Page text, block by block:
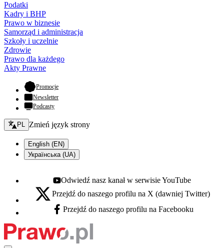
Podatki
Kadry i BHP
Prawo w biznesie
Samorząd i administracja
Szkoły i uczelnie
Zdrowie
Prawo dla każdego
Akty Prawne
Promocje- otwiera się w nowej karcie
Newsletter
Podcasty
Zmień język - bieżący:
PL Zmień język strony
English (EN)
Українська (UA)
Youtube - otwiera się w nowej karcie
Odwiedź nasz kanał w serwisie YouTube
X - otwiera się w nowej karcie
Przejdź do naszego profilu na X (dawniej Twitter)
Facebook - otwiera się w nowej karcie
Przejdź do naszego profilu na Facebooku